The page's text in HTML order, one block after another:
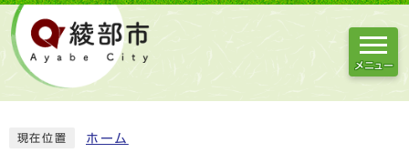
メニュー
現在位置 ホーム